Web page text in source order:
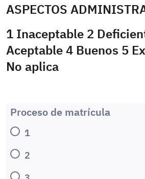
ASPECTOS
1 Inaceptable 2
Aceptable 4 Buenos 5
No aplica
Proceso de matrícula
1
2